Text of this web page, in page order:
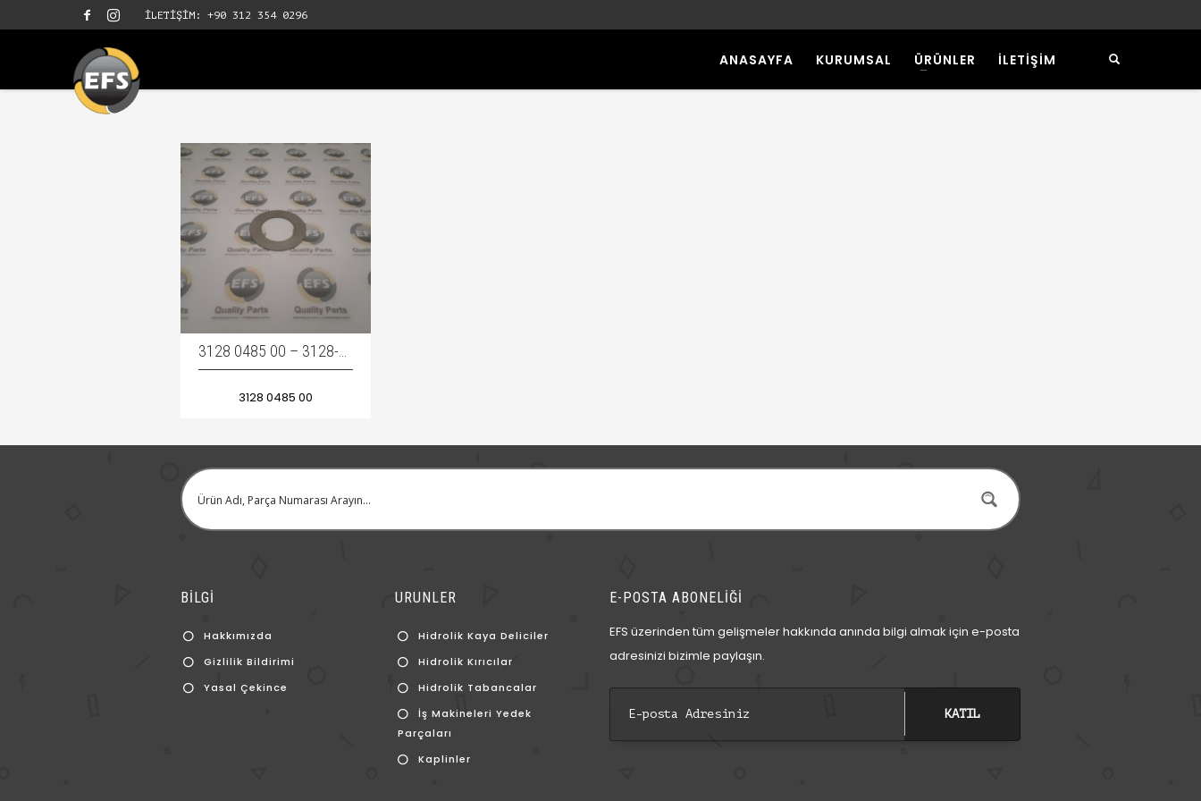
İLETİŞİM: +90 312 354 0296
ANASAYFA KURUMSAL ÜRÜNLER İLETİŞİM
3128 0485 00
BİLGİ
Hakkımızda
Gizlilik Bildirimi
Yasal Çekince
ÜRÜNLER
Hidrolik Kaya Deliciler
Hidrolik Kırıcılar
Hidrolik Tabancalar
İş Makineleri Yedek
Parçaları
Kaplinler
E-POSTA ABONELİĞİ
EFS üzerinden tüm gelişmeler hakkında anında bilgi almak için e-posta
adresinizi bizimle paylaşın.
KATIL